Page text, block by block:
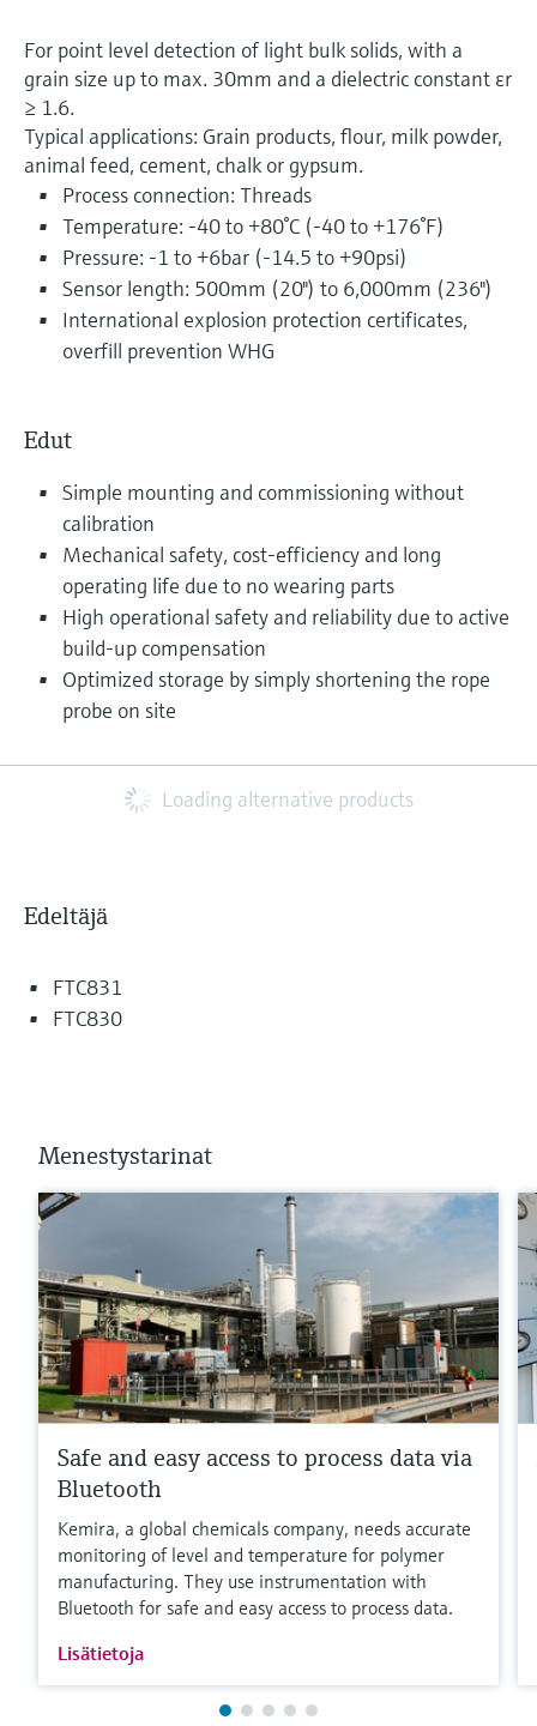
For point level detection of light bulk solids, with a
grain size up to max. 30mm and a dielectric constant εr
≥ 1.6.
Typical applications: Grain products, flour, milk powder,
animal feed, cement, chalk or gypsum.
Process connection: Threads
Temperature: -40 to +80°C (-40 to +176°F)
Pressure: -1 to +6bar (-14.5 to +90psi)
Sensor length: 500mm (20") to 6,000mm (236")
International explosion protection certificates,
overfill prevention WHG
Edut
Simple mounting and commissioning without
calibration
Mechanical safety, cost-efficiency and long
operating life due to no wearing parts
High operational safety and reliability due to active
build-up compensation
Optimized storage by simply shortening the rope
probe on site
Loading alternative products
Edeltäjä
FTC831
FTC830
Menestystarinat
Safe and easy access to process data via
Bluetooth
Kemira, a global chemicals company, needs accurate
monitoring of level and temperature for polymer
manufacturing. They use instrumentation with
Bluetooth for safe and easy access to process data.
Lisätietoja